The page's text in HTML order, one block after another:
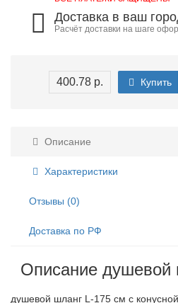
Доставка в ваш
Расчёт доставки на шаге
400.78 р. Купить
Описание
Характеристики
Отзывы (0)
Доставка по РФ
Описание душевой
душевой шланг L-175 cм с